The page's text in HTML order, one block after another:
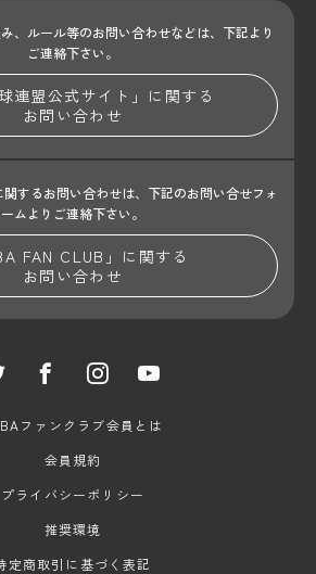
、ルール等のお問い合わせなどは、下記より
ご連絡下さい。
連盟公式サイト」に関する
お問い合わせ
関するお問い合わせは、 下記のお問い合せフォ
ームよりご連絡下さい。
FAN CLUB」に関する
お問い合わせ
ファンクラブ会員とは
会員規約
プライバシーポリシー
推奨環境
定商取引に基づく表記